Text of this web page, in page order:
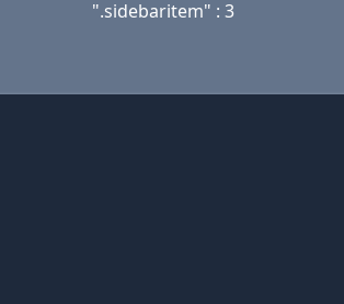
".sidebaritem" : 3